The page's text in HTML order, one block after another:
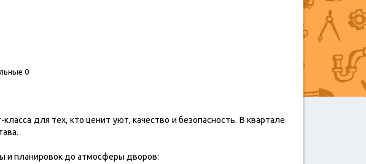
0
для тех, кто ценит уют, качество и безопасность. В квартале
и планировок до атмосферы дворов: